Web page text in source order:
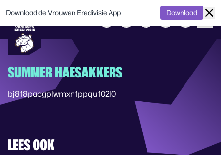
SUMMER HAESAKKERS
bj818pacgplwmxn1ppqu102l0
LEES OOK
Download de Vrouwen Eredivisie App Download